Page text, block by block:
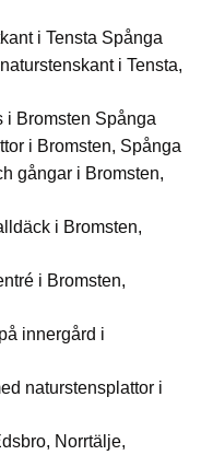
i Tensta Spånga
i Tensta,
i Bromsten Spånga
i Bromsten, Spånga
gångar i Bromsten,
i Bromsten,
i Bromsten,
innergård i
naturstensplattor i
Norrtälje,